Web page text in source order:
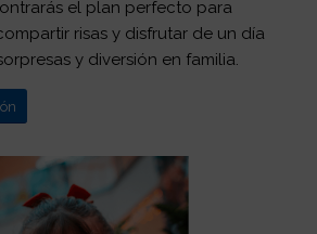
el plan perfecto para
risas y disfrutar de un día
y diversión en familia.